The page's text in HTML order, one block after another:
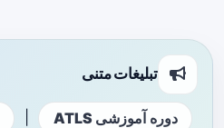
تبلیغات متنی
دوره آموزشی ATLS